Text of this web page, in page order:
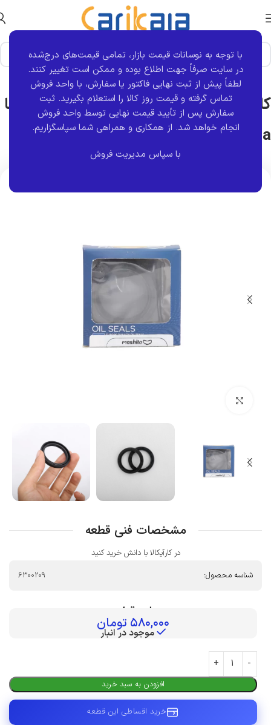
با توجه به نوسانات قیمت بازار، تمامی قیمت‌های درج‌شده
در سایت صرفاً جهت اطلاع بوده و ممکن است تغییر کنند.
لطفاً پیش از ثبت نهایی فاکتور یا سفارش، با واحد فروش
تماس گرفته و قیمت روز کالا را استعلام بگیرید. ثبت
سفارش پس از تأیید قیمت نهایی توسط واحد فروش
انجام خواهد شد. از همکاری و همراهی شما سپاسگزاریم.
با سپاس مدیریت فروش
خانه برند قطعه هلدینگ جزیره ماشیتا
کاسه نمد میل سوپاپ 206 تیپ 5 | ماشیتا
Mashita
مشخصات فنی قطعه
در کارآیکالا با دانش خرید کنید
شناسه محصول:
6300209
بهای قطعه :
۵۸۰,۰۰۰ تومان
موجود در انبار
افزودن به سبد خرید
خرید اقساطی این قطعه